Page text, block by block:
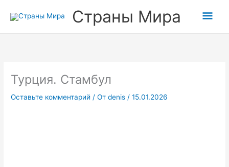
Страны Мира
Турция. Стамбул
Оставьте комментарий / Отdenis/15.01.2026